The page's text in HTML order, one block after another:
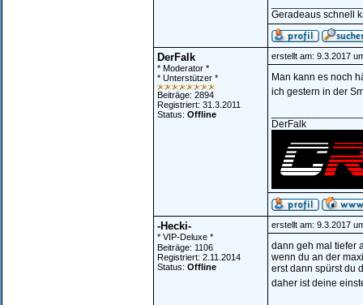
Geradeaus schnell
DerFalk
* Moderator *
* Unterstützer *
Beiträge: 2894
Registriert: 31.3.2011
Status: Offline
erstellt am: 9.3.2017
Man kann es noch
ich gestern in der
DerFalk
-Hecki-
* VIP-Deluxe *
Beiträge: 1106
Registriert: 2.11.2014
Status: Offline
erstellt am: 9.3.2017
dann geh mal tiefer
wenn du an der
erst dann spürst du
daher ist deine